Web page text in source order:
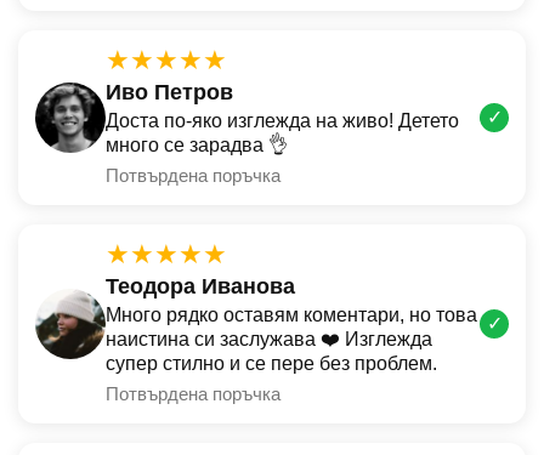
★★★★★
Иво Петров
Доста по-яко изглежда на живо! Детето
много се зарадва 👌
Потвърдена поръчка
✓
★★★★★
Теодора Иванова
Много рядко оставям коментари, но това
наистина си заслужава ❤️ Изглежда
супер стилно и се пере без проблем.
Потвърдена поръчка
✓